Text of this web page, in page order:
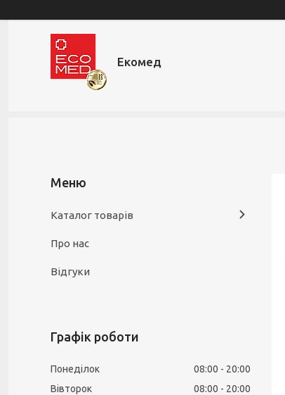
Екомед
Каталог товарів
Про нас
Відгуки
Графік роботи
Понеділок 08:00
20:00
Вівторок
08:00
20:00